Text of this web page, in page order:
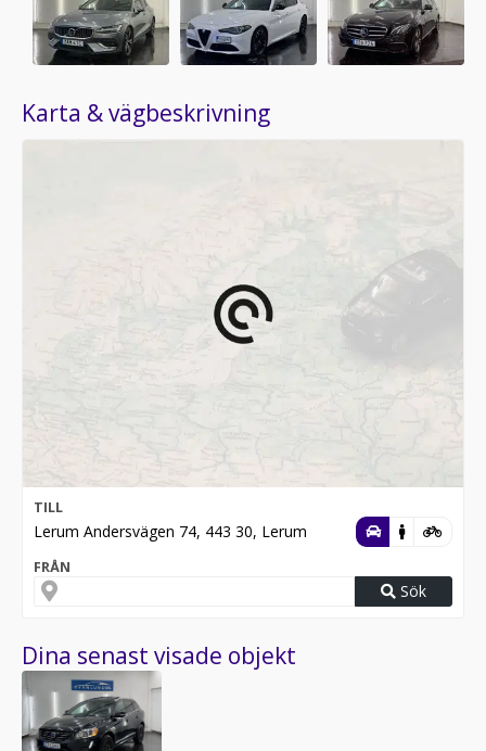
Karta & vägbeskrivning
TILL
Lerum Andersvägen 74, 443 30, Lerum
FRÅN
Sök
Dina senast visade objekt